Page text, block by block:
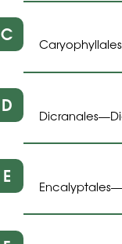
C Caryophyllales
D Dicranales—
E Encalyptales—